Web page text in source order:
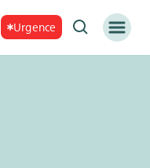
Urgence